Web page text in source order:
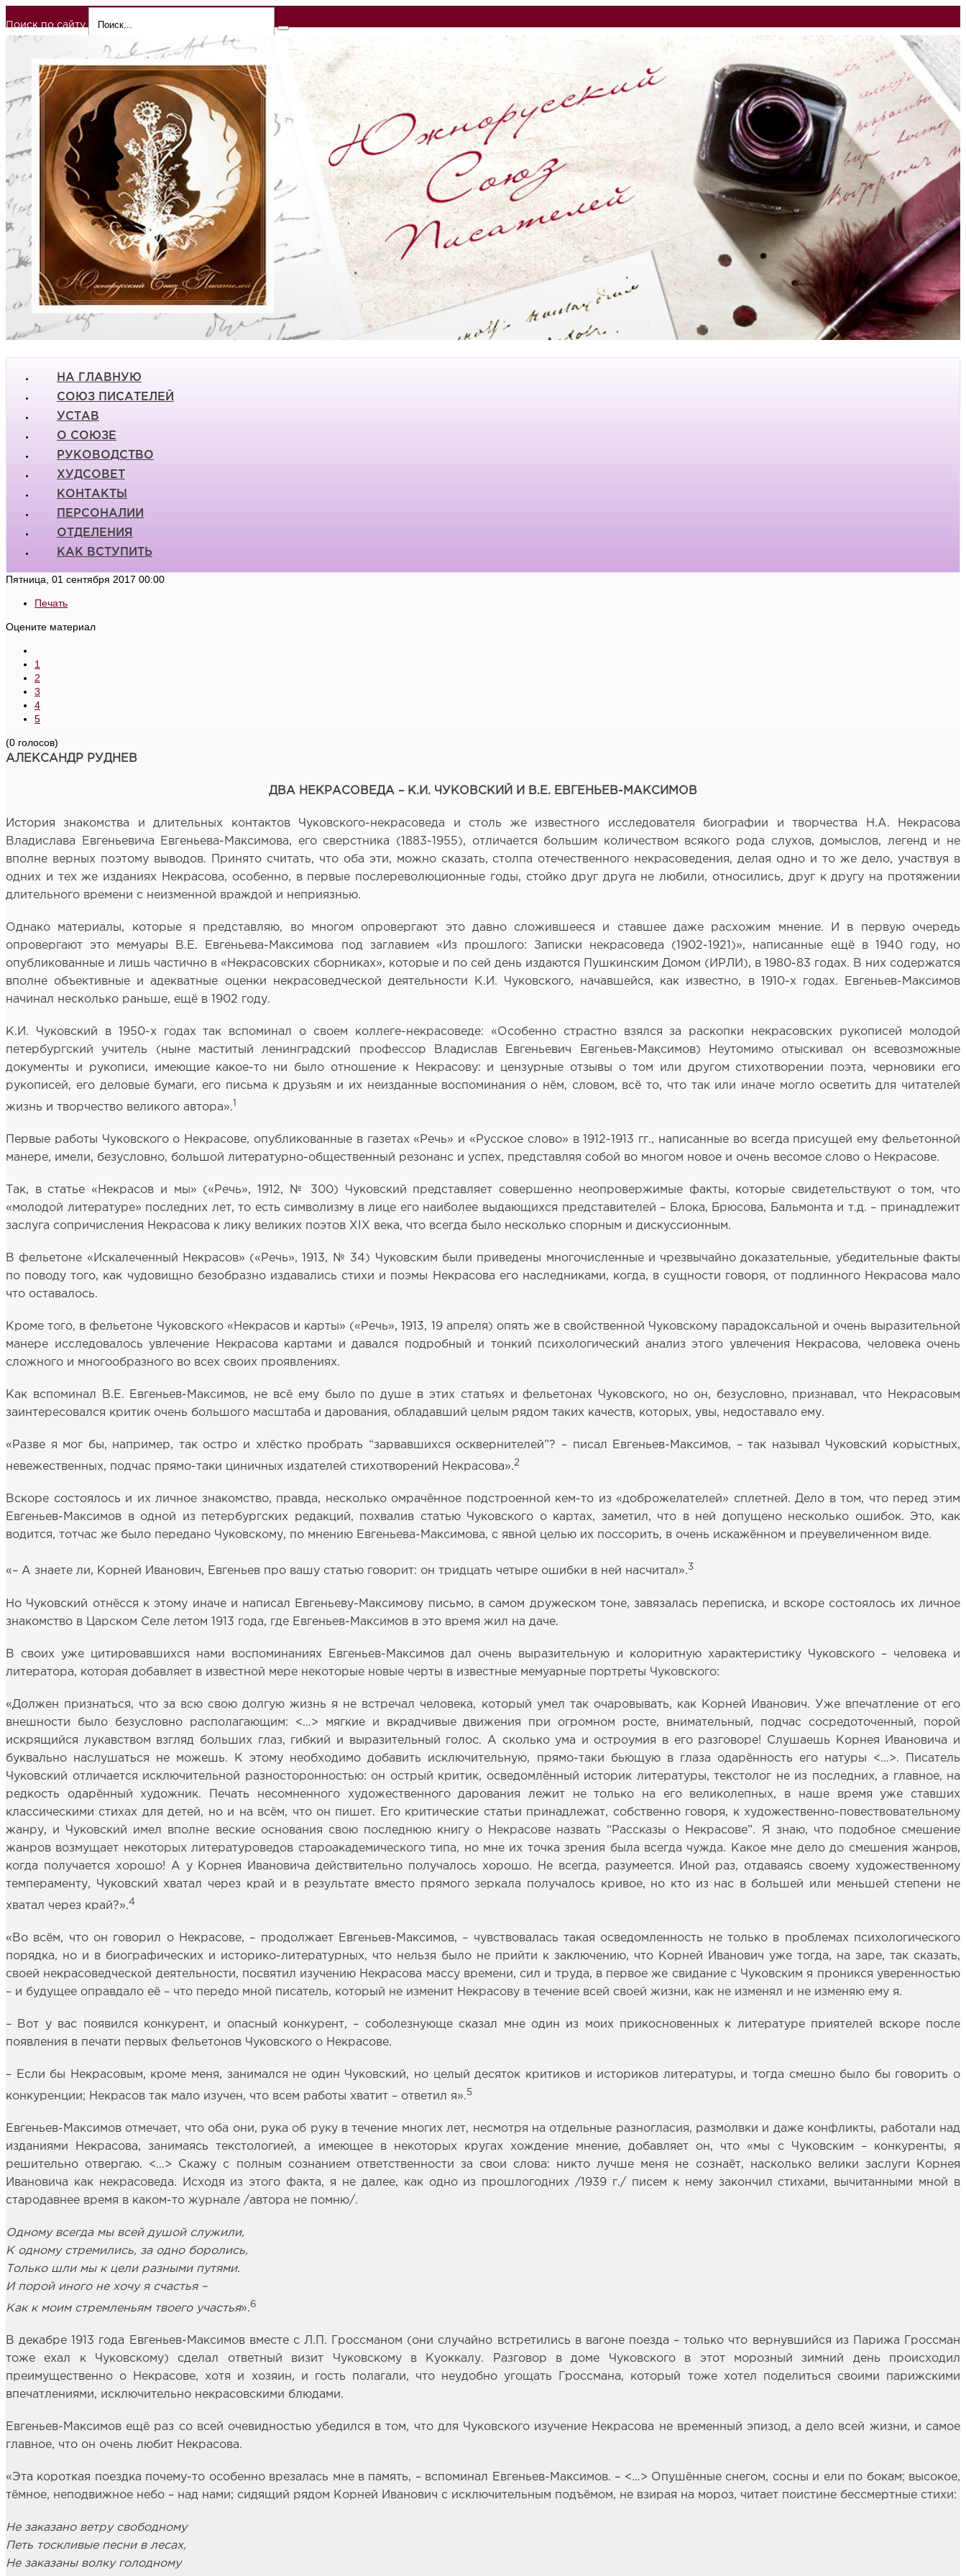
Поиск по сайту
НА ГЛАВНУЮ
СОЮЗ ПИСАТЕЛЕЙ
УСТАВ
О СОЮЗЕ
РУКОВОДСТВО
ХУДСОВЕТ
КОНТАКТЫ
ПЕРСОНАЛИИ
ОТДЕЛЕНИЯ
КАК ВСТУПИТЬ
Пятница, 01 сентября 2017 00:00
Печать
Оцените материал
1
2
3
4
5
(0 голосов)
АЛЕКСАНДР РУДНЕВ
ДВА НЕКРАСОВЕДА – К.И. ЧУКОВСКИЙ И В.Е. ЕВГЕНЬЕВ-МАКСИМОВ
История знакомства и длительных контактов Чуковского-некрасоведа и столь же известного исследователя биографии и творчества Н.А. Некрасова
Владислава Евгеньевича Евгеньева-Максимова, его сверстника (1883-1955), отличается большим количеством всякого рода слухов, домыслов, легенд и не
вполне верных поэтому выводов. Принято считать, что оба эти, можно сказать, столпа отечественного некрасоведения, делая одно и то же дело, участвуя в
одних и тех же изданиях Некрасова, особенно, в первые послереволюционные годы, стойко друг друга не любили, относились, друг к другу на протяжении
длительного времени с неизменной враждой и неприязнью.
Однако материалы, которые я представляю, во многом опровергают это давно сложившееся и ставшее даже расхожим мнение. И в первую очередь
опровергают это мемуары В.Е. Евгеньева-Максимова под заглавием «Из прошлого: Записки некрасоведа (1902-1921)», написанные ещё в 1940 году, но
опубликованные и лишь частично в «Некрасовских сборниках», которые и по сей день издаются Пушкинским Домом (ИРЛИ), в 1980-83 годах. В них содержатся
вполне объективные и адекватные оценки некрасоведческой деятельности К.И. Чуковского, начавшейся, как известно, в 1910-х годах. Евгеньев-Максимов
начинал несколько раньше, ещё в 1902 году.
К.И. Чуковский в 1950-х годах так вспоминал о своем коллеге-некрасоведе: «Особенно страстно взялся за раскопки некрасовских рукописей молодой
петербургский учитель (ныне маститый ленинградский профессор Владислав Евгеньевич Евгеньев-Максимов) Неутомимо отыскивал он всевозможные
документы и рукописи, имеющие какое-то ни было отношение к Некрасову: и цензурные отзывы о том или другом стихотворении поэта, черновики его
рукописей, его деловые бумаги, его письма к друзьям и их неизданные воспоминания о нём, словом, всё то, что так или иначе могло осветить для читателей
жизнь и творчество великого автора».1
Первые работы Чуковского о Некрасове, опубликованные в газетах «Речь» и «Русское слово» в 1912-1913 гг., написанные во всегда присущей ему фельетонной
манере, имели, безусловно, большой литературно-общественный резонанс и успех, представляя собой во многом новое и очень весомое слово о Некрасове.
Так, в статье «Некрасов и мы» («Речь», 1912, № 300) Чуковский представляет совершенно неопровержимые факты, которые свидетельствуют о том, что
«молодой литературе» последних лет, то есть символизму в лице его наиболее выдающихся представителей – Блока, Брюсова, Бальмонта и т.д. – принадлежит
заслуга сопричисления Некрасова к лику великих поэтов ХIХ века, что всегда было несколько спорным и дискуссионным.
В фельетоне «Искалеченный Некрасов» («Речь», 1913, № 34) Чуковским были приведены многочисленные и чрезвычайно доказательные, убедительные факты
по поводу того, как чудовищно безобразно издавались стихи и поэмы Некрасова его наследниками, когда, в сущности говоря, от подлинного Некрасова мало
что оставалось.
Кроме того, в фельетоне Чуковского «Некрасов и карты» («Речь», 1913, 19 апреля) опять же в свойственной Чуковскому парадоксальной и очень выразительной
манере исследовалось увлечение Некрасова картами и давался подробный и тонкий психологический анализ этого увлечения Некрасова, человека очень
сложного и многообразного во всех своих проявлениях.
Как вспоминал В.Е. Евгеньев-Максимов, не всё ему было по душе в этих статьях и фельетонах Чуковского, но он, безусловно, признавал, что Некрасовым
заинтересовался критик очень большого масштаба и дарования, обладавший целым рядом таких качеств, которых, увы, недоставало ему.
«Разве я мог бы, например, так остро и хлёстко пробрать “зарвавшихся осквернителей”? – писал Евгеньев-Максимов, – так называл Чуковский корыстных,
невежественных, подчас прямо-таки циничных издателей стихотворений Некрасова».2
Вскоре состоялось и их личное знакомство, правда, несколько омрачённое подстроенной кем-то из «доброжелателей» сплетней. Дело в том, что перед этим
Евгеньев-Максимов в одной из петербургских редакций, похвалив статью Чуковского о картах, заметил, что в ней допущено несколько ошибок. Это, как
водится, тотчас же было передано Чуковскому, по мнению Евгеньева-Максимова, с явной целью их поссорить, в очень искажённом и преувеличенном виде.
«– А знаете ли, Корней Иванович, Евгеньев про вашу статью говорит: он тридцать четыре ошибки в ней насчитал».3
Но Чуковский отнёсся к этому иначе и написал Евгеньеву-Максимову письмо, в самом дружеском тоне, завязалась переписка, и вскоре состоялось их личное
знакомство в Царском Селе летом 1913 года, где Евгеньев-Максимов в это время жил на даче.
В своих уже цитировавшихся нами воспоминаниях Евгеньев-Максимов дал очень выразительную и колоритную характеристику Чуковского – человека и
литератора, которая добавляет в известной мере некоторые новые черты в известные мемуарные портреты Чуковского:
«Должен признаться, что за всю свою долгую жизнь я не встречал человека, который умел так очаровывать, как Корней Иванович. Уже впечатление от его
внешности было безусловно располагающим: <…> мягкие и вкрадчивые движения при огромном росте, внимательный, подчас сосредоточенный, порой
искрящийся лукавством взгляд больших глаз, гибкий и выразительный голос. А сколько ума и остроумия в его разговоре! Слушаешь Корнея Ивановича и
буквально наслушаться не можешь. К этому необходимо добавить исключительную, прямо-таки бьющую в глаза одарённость его натуры <…>. Писатель
Чуковский отличается исключительной разносторонностью: он острый критик, осведомлённый историк литературы, текстолог не из последних, а главное, на
редкость одарённый художник. Печать несомненного художественного дарования лежит не только на его великолепных, в наше время уже ставших
классическими стихах для детей, но и на всём, что он пишет. Его критические статьи принадлежат, собственно говоря, к художественно-повествовательному
жанру, и Чуковский имел вполне веские основания свою последнюю книгу о Некрасове назвать “Рассказы о Некрасове”. Я знаю, что подобное смешение
жанров возмущает некоторых литературоведов староакадемического типа, но мне их точка зрения была всегда чужда. Какое мне дело до смешения жанров,
когда получается хорошо! А у Корнея Ивановича действительно получалось хорошо. Не всегда, разумеется. Иной раз, отдаваясь своему художественному
темпераменту, Чуковский хватал через край и в результате вместо прямого зеркала получалось кривое, но кто из нас в большей или меньшей степени не
хватал через край?».4
«Во всём, что он говорил о Некрасове, – продолжает Евгеньев-Максимов, – чувствовалась такая осведомленность не только в проблемах психологического
порядка, но и в биографических и историко-литературных, что нельзя было не прийти к заключению, что Корней Иванович уже тогда, на заре, так сказать,
своей некрасоведческой деятельности, посвятил изучению Некрасова массу времени, сил и труда, в первое же свидание с Чуковским я проникся уверенностью
– и будущее оправдало её – что передо мной писатель, который не изменит Некрасову в течение всей своей жизни, как не изменял и не изменяю ему я.
– Вот у вас появился конкурент, и опасный конкурент, – соболезнующе сказал мне один из моих прикосновенных к литературе приятелей вскоре после
появления в печати первых фельетонов Чуковского о Некрасове.
– Если бы Некрасовым, кроме меня, занимался не один Чуковский, но целый десяток критиков и историков литературы, и тогда смешно было бы говорить о
конкуренции; Некрасов так мало изучен, что всем работы хватит – ответил я».5
Евгеньев-Максимов отмечает, что оба они, рука об руку в течение многих лет, несмотря на отдельные разногласия, размолвки и даже конфликты, работали над
изданиями Некрасова, занимаясь текстологией, а имеющее в некоторых кругах хождение мнение, добавляет он, что «мы с Чуковским – конкуренты, я
решительно отвергаю. <…> Скажу с полным сознанием ответственности за свои слова: никто лучше меня не сознаёт, насколько велики заслуги Корнея
Ивановича как некрасоведа. Исходя из этого факта, я не далее, как одно из прошлогодних /1939 г./ писем к нему закончил стихами, вычитанными мной в
стародавнее время в каком-то журнале /автора не помню/.
Одному всегда мы всей душой служили,
К одному стремились, за одно боролись,
Только шли мы к цели разными путями.
И порой иного не хочу я счастья –
Как к моим стремленьям твоего участья».6
В декабре 1913 года Евгеньев-Максимов вместе с Л.П. Гроссманом (они случайно встретились в вагоне поезда – только что вернувшийся из Парижа Гроссман
тоже ехал к Чуковскому) сделал ответный визит Чуковскому в Куоккалу. Разговор в доме Чуковского в этот морозный зимний день происходил
преимущественно о Некрасове, хотя и хозяин, и гость полагали, что неудобно угощать Гроссмана, который тоже хотел поделиться своими парижскими
впечатлениями, исключительно некрасовскими блюдами.
Евгеньев-Максимов ещё раз со всей очевидностью убедился в том, что для Чуковского изучение Некрасова не временный эпизод, а дело всей жизни, и самое
главное, что он очень любит Некрасова.
«Эта короткая поездка почему-то особенно врезалась мне в память, – вспоминал Евгеньев-Максимов. – <…> Опушённые снегом, сосны и ели по бокам; высокое,
тёмное, неподвижное небо – над нами; сидящий рядом Корней Иванович с исключительным подъёмом, не взирая на мороз, читает поистине бессмертные стихи:
Не заказано ветру свободному
Петь тоскливые песни в лесах,
Не заказаны волку голодному